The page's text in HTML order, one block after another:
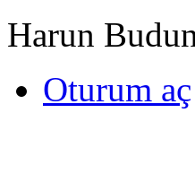
Harun
Oturum aç